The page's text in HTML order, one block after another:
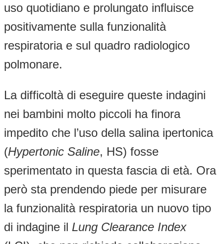
uso quotidiano e prolungato influisce
positivamente sulla funzionalità
respiratoria e sul quadro radiologico
polmonare.
La difficoltà di eseguire queste indagini
nei bambini molto piccoli ha finora
impedito che l’uso della salina ipertonica
(Hypertonic Saline, HS) fosse
sperimentato in questa fascia di età. Ora
però sta prendendo piede per misurare
la funzionalità respiratoria un nuovo tipo
di indagine il Lung Clearance Index